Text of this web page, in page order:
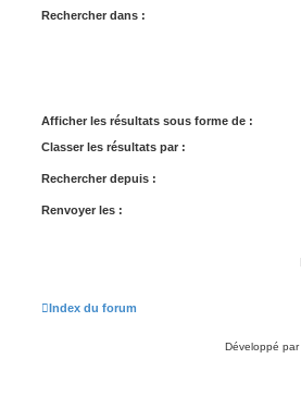
Rechercher dans :
Afficher les résultats sous forme de :
Classer les résultats par :
Rechercher depuis :
Renvoyer les :
Index du forum
Développé par